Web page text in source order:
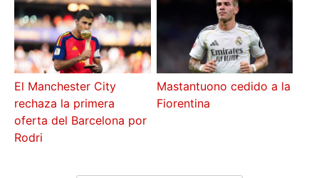
El Manchester City
rechaza la primera
oferta del Barcelona por
Rodri
Mastantuono cedido a la
Fiorentina